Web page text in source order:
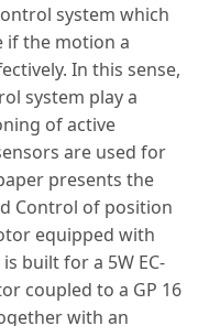
system which
if the motion a
In this sense,
system play a
of active
are used for
presents the
Control of position
equipped with
built for a 5W EC-
coupled to a GP 16
with an